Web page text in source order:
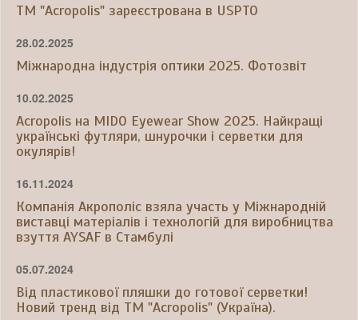
ТМ "Acropolis" зареєстрована в USPTO
28.02.2025
Міжнародна індустрія оптики 2025. Фотозвіт
10.02.2025
Acropolis на MIDO Eyewear Show 2025. Найкращі
українські футляри, шнурочки і серветки для
окулярів!
16.11.2024
Компанія Акрополіс взяла участь у Міжнародній
виставці матеріалів і технологій для виробництва
взуття AYSAF в Стамбулі
05.07.2024
Від пластикової пляшки до готової серветки!
Новий тренд від ТМ "Acropolis" (Україна).